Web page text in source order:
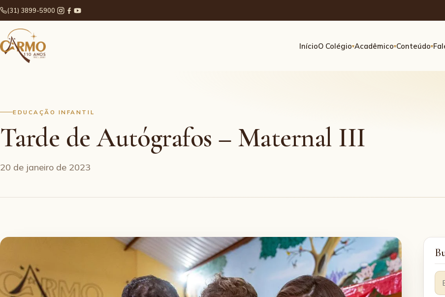
(31) 3899-5900
InícioO Colégio▾Acadêmico▾Conteúdo▾
EDUCAÇÃO INFANTIL
Tarde de Autógrafos – Maternal III
20 de janeiro de 2023